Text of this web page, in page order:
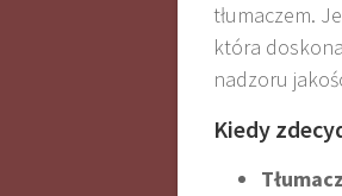
tłumaczem.
która
nadzoru
Kiedy